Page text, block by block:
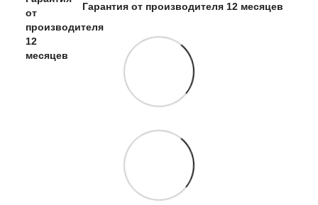
Гарантия от производителя 12 месяцев